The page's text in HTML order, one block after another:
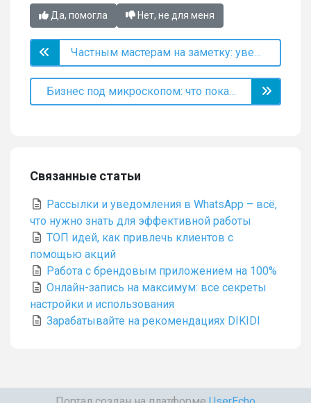
Да, помогла Нет, не для меня
Частным мастерам на заметку: уведомления без лишних расходов
Бизнес под микроскопом: что покажет аналитика?
Связанные статьи
Рассылки и уведомления в WhatsApp – всё,
что нужно знать для эффективной работы
ТОП идей, как привлечь клиентов с
помощью акций
Работа с брендовым приложением на 100%
Онлайн-запись на максимум: все секреты
настройки и использования
Зарабатывайте на рекомендациях DIKIDI